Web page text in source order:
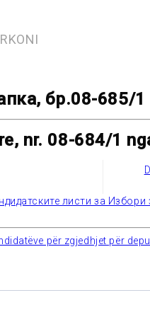
бр.08-685/
nr. 08-684/1
листи за
për zgjedhjet për